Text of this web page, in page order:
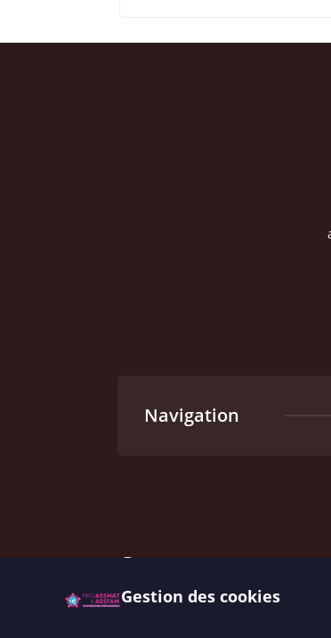
Navigation
Contactez nous
Gestion des cookies